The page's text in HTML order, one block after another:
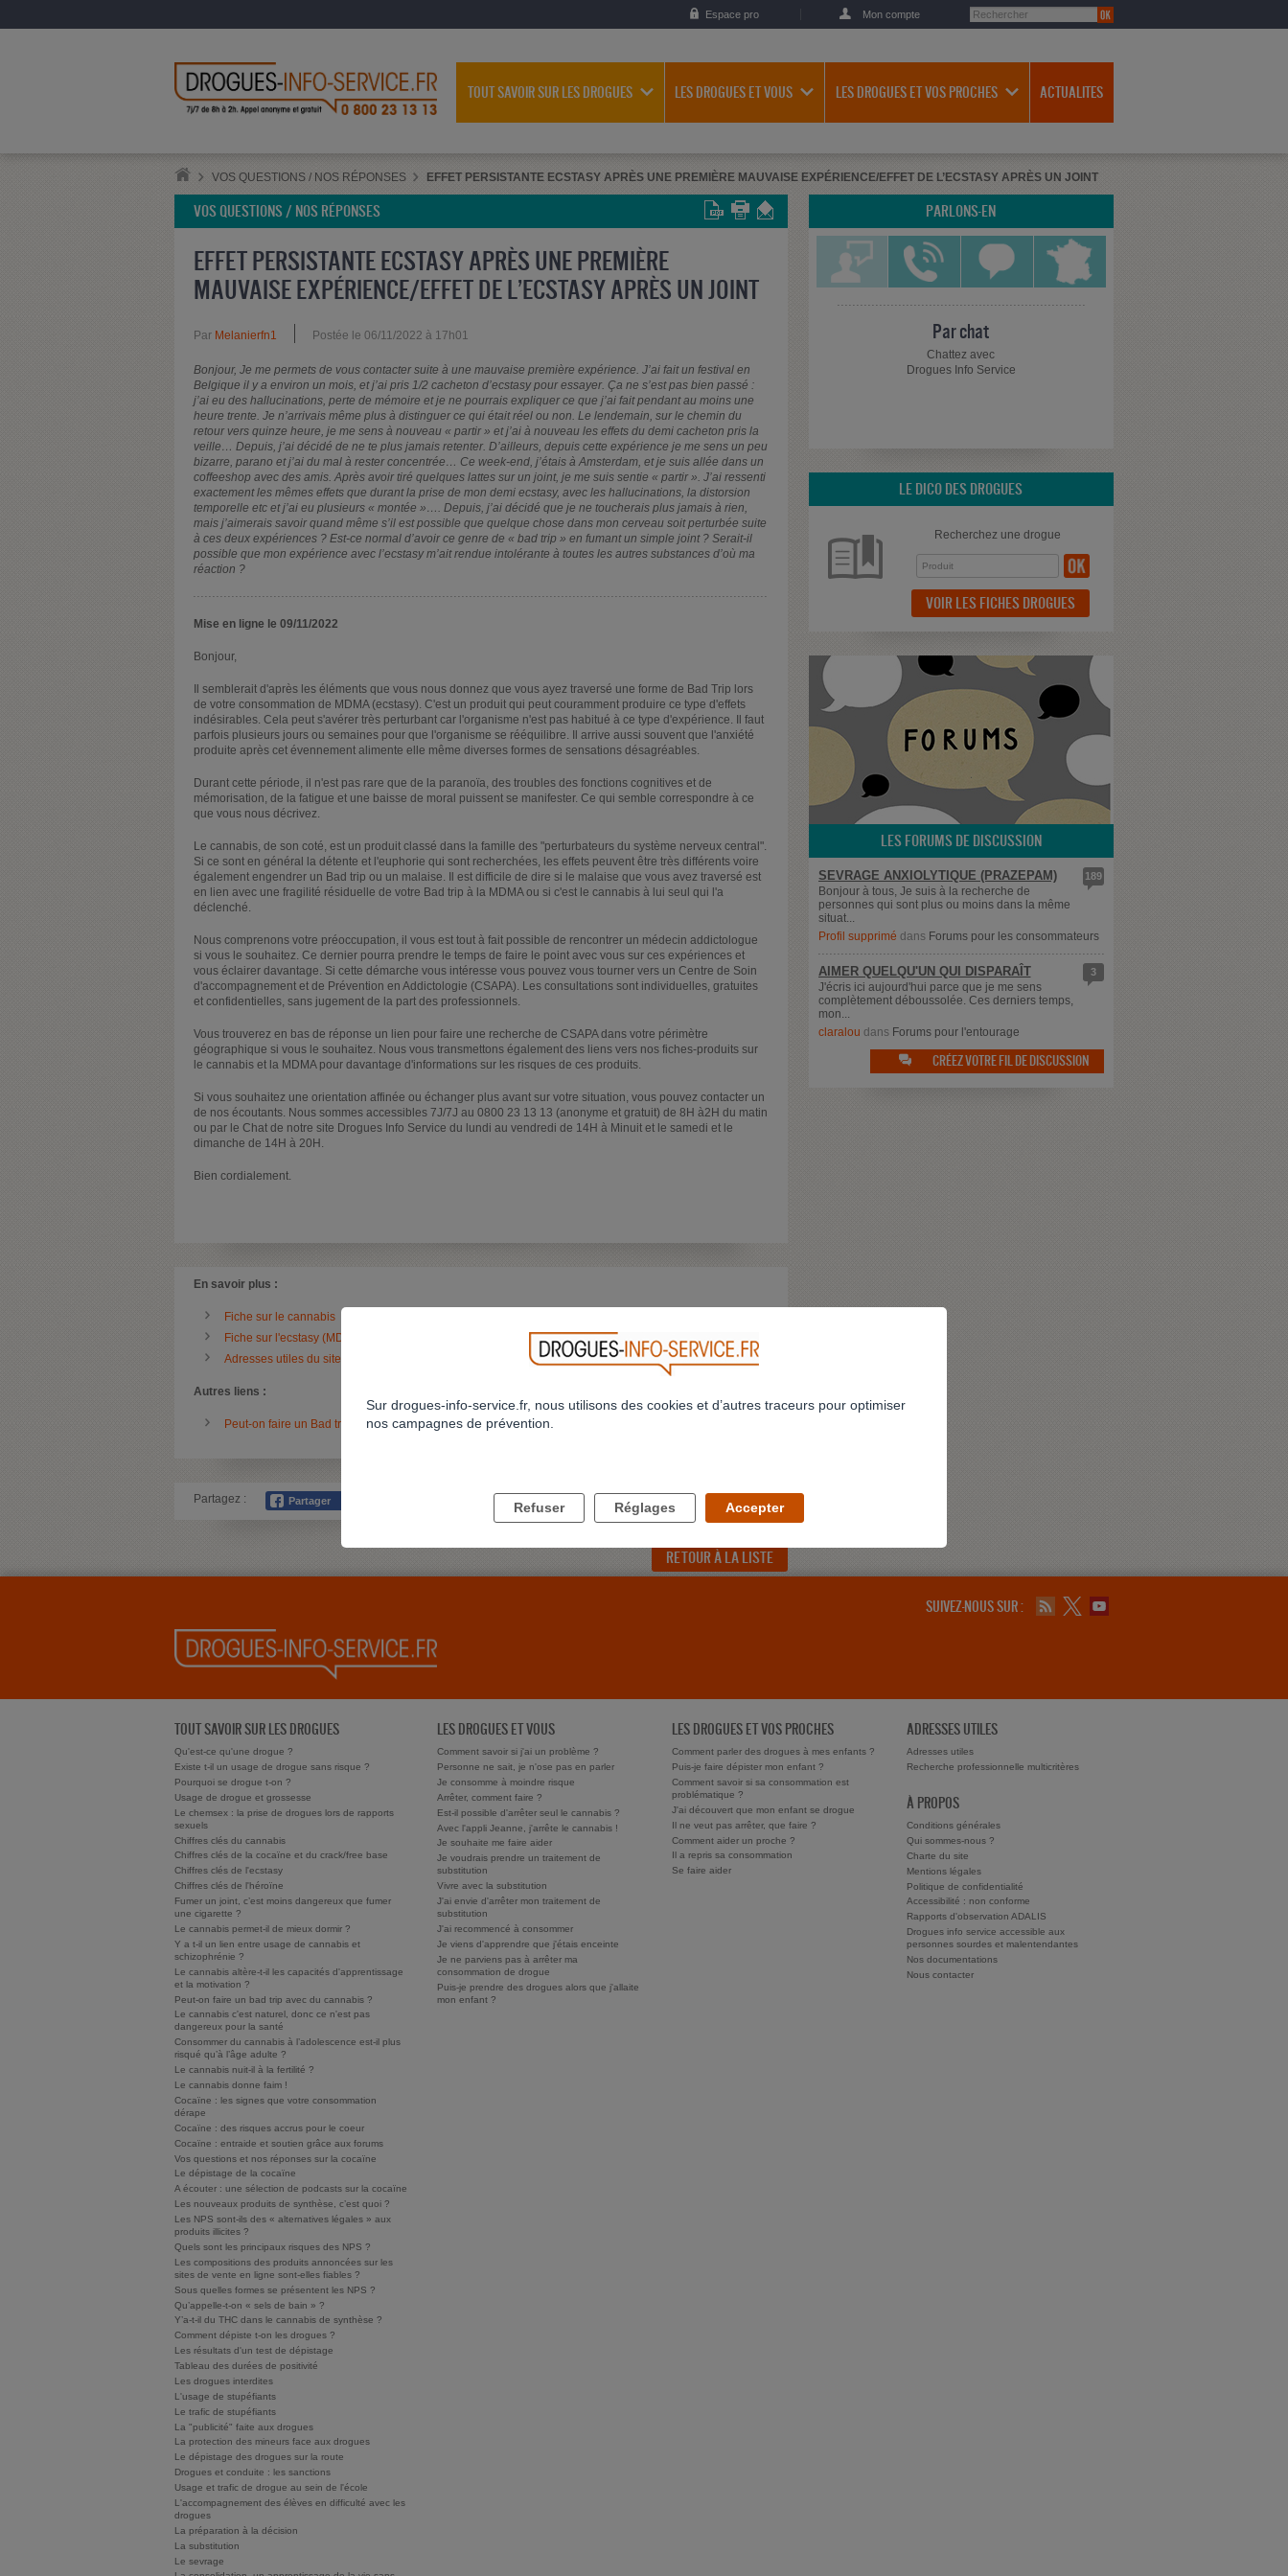
Espace pro Mon compte
TOUT SAVOIR SUR LES DROGUES LES DROGUES ET VOUS LES DROGUES ET VOS PROCHES ACTUALITES
VOS QUESTIONS / NOS RÉPONSES EFFET PERSISTANTE ECSTASY APRÈS UNE PREMIÈRE MAUVAISE EXPÉRIENCE/EFFET DE L’ECSTASY APRÈS UN JOINT
VOS QUESTIONS / NOS RÉPONSES
EFFET PERSISTANTE ECSTASY APRÈS UNE PREMIÈRE
MAUVAISE EXPÉRIENCE/EFFET DE L’ECSTASY APRÈS UN JOINT
Par Melanierfn1 Postée le 06/11/2022 à 17h01
Bonjour, Je me permets de vous contacter suite à une mauvaise première expérience. J’ai fait un festival en
Belgique il y a environ un mois, et j’ai pris 1/2 cacheton d’ecstasy pour essayer. Ça ne s’est pas bien passé :
j’ai eu des hallucinations, perte de mémoire et je ne pourrais expliquer ce que j’ai fait pendant au moins une
heure trente. Je n’arrivais même plus à distinguer ce qui était réel ou non. Le lendemain, sur le chemin du
retour vers quinze heure, je me sens à nouveau « partir » et j’ai à nouveau les effets du demi cacheton pris la
veille… Depuis, j’ai décidé de ne te plus jamais retenter. D’ailleurs, depuis cette expérience je me sens un peu
bizarre, parano et j’ai du mal à rester concentrée… Ce week-end, j’étais à Amsterdam, et je suis allée dans un
coffeeshop avec des amis. Après avoir tiré quelques lattes sur un joint, je me suis sentie « partir ». J’ai ressenti
exactement les mêmes effets que durant la prise de mon demi ecstasy, avec les hallucinations, la distorsion
temporelle etc et j’ai eu plusieurs « montée »…. Depuis, j’ai décidé que je ne toucherais plus jamais à rien,
mais j’aimerais savoir quand même s’il est possible que quelque chose dans mon cerveau soit perturbée suite
à ces deux expériences ? Est-ce normal d’avoir ce genre de « bad trip » en fumant un simple joint ? Serait-il
possible que mon expérience avec l’ecstasy m’ait rendue intolérante à toutes les autres substances d’où ma
réaction ?
Mise en ligne le 09/11/2022
Bonjour,
Il semblerait d'après les éléments que vous nous donnez que vous ayez traversé une forme de Bad Trip lors
de votre consommation de MDMA (ecstasy). C'est un produit qui peut couramment produire ce type d'effets
indésirables. Cela peut s'avérer très perturbant car l'organisme n'est pas habitué à ce type d'expérience. Il faut
parfois plusieurs jours ou semaines pour que l'organisme se rééquilibre. Il arrive aussi souvent que l'anxiété
produite après cet évennement alimente elle même diverses formes de sensations désagréables.
Durant cette période, il n'est pas rare que de la paranoïa, des troubles des fonctions cognitives et de
mémorisation, de la fatigue et une baisse de moral puissent se manifester. Ce qui semble correspondre à ce
que vous nous décrivez.
Le cannabis, de son coté, est un produit classé dans la famille des "perturbateurs du système nerveux central".
Si ce sont en général la détente et l'euphorie qui sont recherchées, les effets peuvent être très différents voire
également engendrer un Bad trip ou un malaise. Il est difficile de dire si le malaise que vous avez traversé est
en lien avec une fragilité résiduelle de votre Bad trip à la MDMA ou si c'est le cannabis à lui seul qui l'a
déclenché.
Nous comprenons votre préoccupation, il vous est tout à fait possible de rencontrer un médecin addictologue
si vous le souhaitez. Ce dernier pourra prendre le temps de faire le point avec vous sur ces expériences et
vous éclairer davantage. Si cette démarche vous intéresse vous pouvez vous tourner vers un Centre de Soin
d'accompagnement et de Prévention en Addictologie (CSAPA). Les consultations sont individuelles, gratuites
et confidentielles, sans jugement de la part des professionnels.
Vous trouverez en bas de réponse un lien pour faire une recherche de CSAPA dans votre périmètre
géographique si vous le souhaitez. Nous vous transmettons également des liens vers nos fiches-produits sur
le cannabis et la MDMA pour davantage d'informations sur les risques de ces produits.
Si vous souhaitez une orientation affinée ou échanger plus avant sur votre situation, vous pouvez contacter un
de nos écoutants. Nous sommes accessibles 7J/7J au 0800 23 13 13 (anonyme et gratuit) de 8H à2H du matin
ou par le Chat de notre site Drogues Info Service du lundi au vendredi de 14H à Minuit et le samedi et le
dimanche de 14H à 20H.
Bien cordialement.
En savoir plus :
Fiche sur le cannabis
Fiche sur l'ecstasy (MDMA)
Adresses utiles du site Drogues info service
Autres liens :
Peut-on faire un Bad trip avec le cannabis?
Partagez :
RETOUR À LA LISTE
PARLONS-EN
Par chat
Chattez avec
Drogues Info Service
LE DICO DES DROGUES
Recherchez une drogue
VOIR LES FICHES DROGUES
LES FORUMS DE DISCUSSION
189
SEVRAGE ANXIOLYTIQUE (PRAZEPAM)
Bonjour à tous, Je suis à la recherche de
personnes qui sont plus ou moins dans la même
situat...
Profil supprimé dans Forums pour les consommateurs
3
AIMER QUELQU'UN QUI DISPARAÎT
J'écris ici aujourd'hui parce que je me sens
complètement déboussolée. Ces derniers temps,
mon...
claralou dans Forums pour l'entourage
 CRÉEZ VOTRE FIL DE DISCUSSION
SUIVEZ-NOUS SUR :
TOUT SAVOIR SUR LES DROGUES
Qu'est-ce qu'une drogue ?
Existe t-il un usage de drogue sans risque ?
Pourquoi se drogue t-on ?
Usage de drogue et grossesse
Le chemsex : la prise de drogues lors de rapports
sexuels
Chiffres clés du cannabis
Chiffres clés de la cocaïne et du crack/free base
Chiffres clés de l'ecstasy
Chiffres clés de l'héroïne
Fumer un joint, c’est moins dangereux que fumer
une cigarette ?
Le cannabis permet-il de mieux dormir ?
Y a t-il un lien entre usage de cannabis et
schizophrénie ?
Le cannabis altère-t-il les capacités d'apprentissage
et la motivation ?
Peut-on faire un bad trip avec du cannabis ?
Le cannabis c'est naturel, donc ce n'est pas
dangereux pour la santé
Consommer du cannabis à l’adolescence est-il plus
risqué qu’à l’âge adulte ?
Le cannabis nuit-il à la fertilité ?
Le cannabis donne faim !
Cocaïne : les signes que votre consommation
dérape
Cocaïne : des risques accrus pour le coeur
Cocaïne : entraide et soutien grâce aux forums
Vos questions et nos réponses sur la cocaïne
Le dépistage de la cocaïne
A écouter : une sélection de podcasts sur la cocaïne
Les nouveaux produits de synthèse, c’est quoi ?
Les NPS sont-ils des « alternatives légales » aux
produits illicites ?
Quels sont les principaux risques des NPS ?
Les compositions des produits annoncées sur les
sites de vente en ligne sont-elles fiables ?
Sous quelles formes se présentent les NPS ?
Qu’appelle-t-on « sels de bain » ?
Y’a-t-il du THC dans le cannabis de synthèse ?
Comment dépiste t-on les drogues ?
Les résultats d'un test de dépistage
Tableau des durées de positivité
Les drogues interdites
L'usage de stupéfiants
Le trafic de stupéfiants
La "publicité" faite aux drogues
La protection des mineurs face aux drogues
Le dépistage des drogues sur la route
Drogues et conduite : les sanctions
Usage et trafic de drogue au sein de l'école
L'accompagnement des élèves en difficulté avec les
drogues
La préparation à la décision
La substitution
Le sevrage
LES DROGUES ET VOUS
Comment savoir si j'ai un problème ?
Personne ne sait, je n'ose pas en parler
Je consomme à moindre risque
Arrêter, comment faire ?
Est-il possible d'arrêter seul le cannabis ?
Avec l'appli Jeanne, j'arrête le cannabis !
Je souhaite me faire aider
Je voudrais prendre un traitement de
substitution
Vivre avec la substitution
J'ai envie d'arrêter mon traitement de
substitution
J'ai recommencé à consommer
Je viens d'apprendre que j'étais enceinte
Je ne parviens pas à arrêter ma
consommation de drogue
Puis-je prendre des drogues alors que j'allaite
mon enfant ?
LES DROGUES ET VOS PROCHES
Comment parler des drogues à mes enfants ?
Puis-je faire dépister mon enfant ?
Comment savoir si sa consommation est
problématique ?
J'ai découvert que mon enfant se drogue
Il ne veut pas arrêter, que faire ?
Comment aider un proche ?
Il a repris sa consommation
Se faire aider
ADRESSES UTILES
Adresses utiles
Recherche professionnelle multicritères
À PROPOS
Conditions générales
Qui sommes-nous ?
Charte du site
Mentions légales
Politique de confidentialité
Accessibilité : non conforme
Rapports d'observation ADALIS
Drogues info service accessible aux
personnes sourdes et malentendantes
Nos documentations
Nous contacter
Sur drogues-info-service.fr, nous utilisons des cookies et d’autres traceurs pour optimiser
nos campagnes de prévention.
Refuser Réglages Accepter